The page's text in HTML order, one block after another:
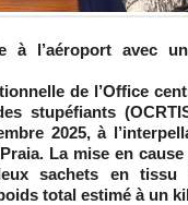
de l’Office
stupéfiants
2025, à
La mise en
sachets en tissu
total estimé à un